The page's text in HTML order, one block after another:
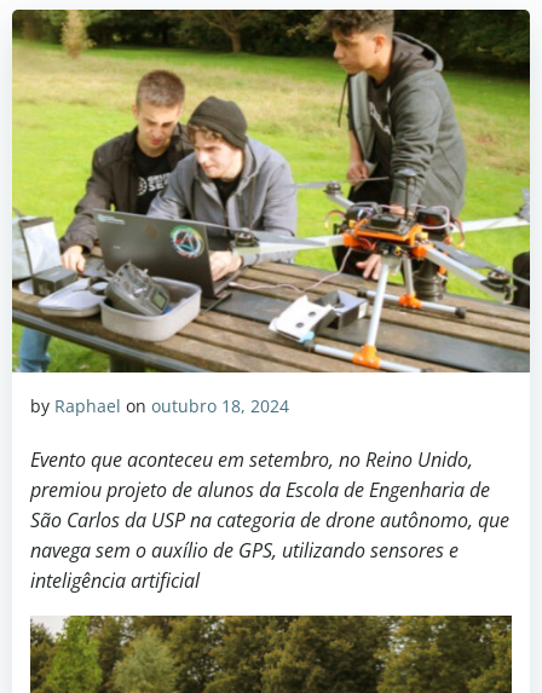
by Raphael on outubro 18, 2024
Evento que aconteceu em setembro, no Reino Unido,
premiou projeto de alunos da Escola de Engenharia de
São Carlos da USP na categoria de drone autônomo, que
navega sem o auxílio de GPS, utilizando sensores e
inteligência artificial